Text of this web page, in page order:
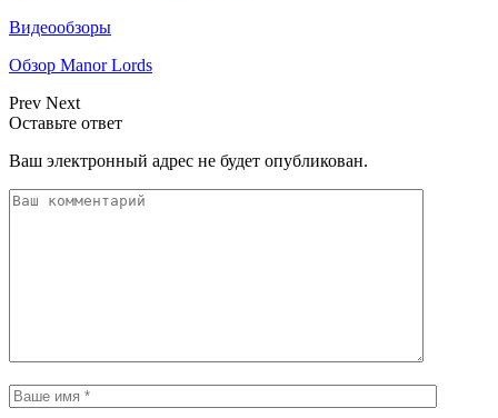
Видеообзоры
Обзор Manor Lords
Prev Next
Оставьте ответ
Ваш электронный адрес не будет опубликован.